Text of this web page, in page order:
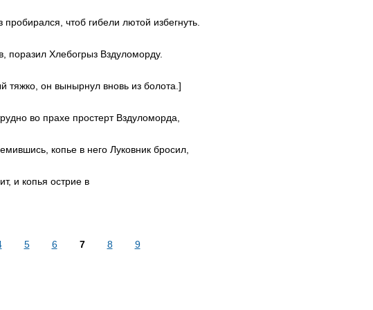
чтоб гибели лютой избегнуть.
поразил Хлебогрыз Вздуломорду.
тяжко, он вынырнул вновь из болота.]
во прахе простерт Вздуломорда,
копье в него Луковник бросил,
и копья острие в
5 6 7 8
9